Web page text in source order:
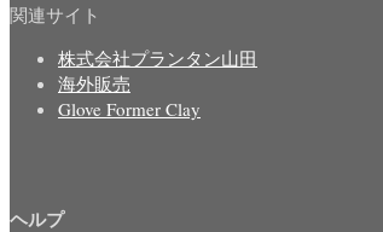
関連サイト
株式会社プランタン山田
海外販売
Glove Former Clay
ヘルプ